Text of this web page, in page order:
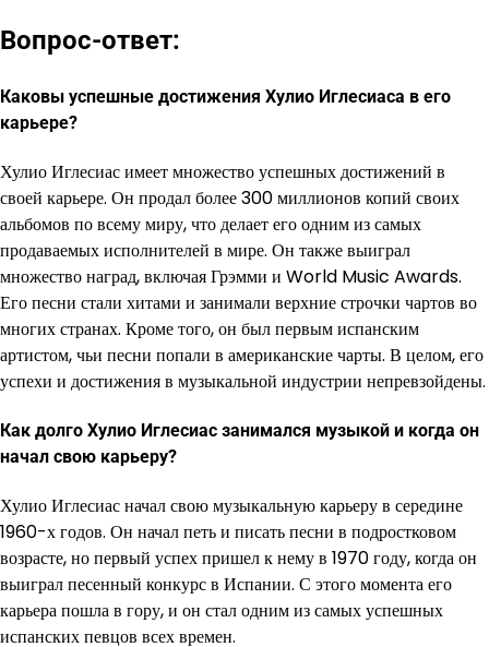
Вопрос-ответ:
Каковы успешные достижения Хулио Иглесиаса в его
карьере?
Хулио Иглесиас имеет множество успешных достижений в
своей карьере. Он продал более 300 миллионов копий своих
альбомов по всему миру, что делает его одним из самых
продаваемых исполнителей в мире. Он также выиграл
множество наград, включая Грэмми и World Music Awards.
Его песни стали хитами и занимали верхние строчки чартов во
многих странах. Кроме того, он был первым испанским
артистом, чьи песни попали в американские чарты. В целом, его
успехи и достижения в музыкальной индустрии непревзойдены.
Как долго Хулио Иглесиас занимался музыкой и когда он
начал свою карьеру?
Хулио Иглесиас начал свою музыкальную карьеру в середине
1960-х годов. Он начал петь и писать песни в подростковом
возрасте, но первый успех пришел к нему в 1970 году, когда он
выиграл песенный конкурс в Испании. С этого момента его
карьера пошла в гору, и он стал одним из самых успешных
испанских певцов всех времен.